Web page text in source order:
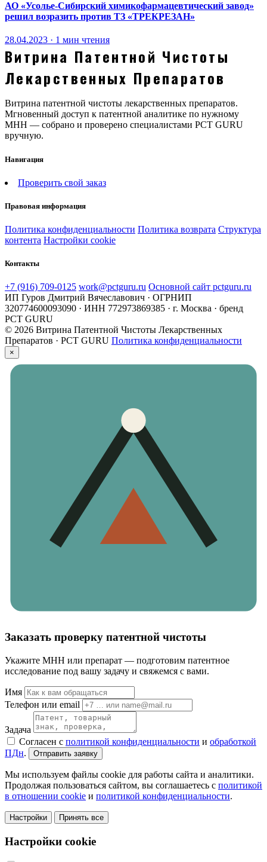
АО «Усолье-Сибирский химикофармацевтический завод»
решил возразить против ТЗ «ТРЕКРЕЗАН»
28.04.2023 · 1 мин чтения
Витрина Патентной Чистоты
Лекарственных Препаратов
Витрина патентной чистоты лекарственных препаратов.
Мгновенный доступ к патентной аналитике по нужному
МНН — собрано и проверено специалистами PCT GURU
вручную.
Навигация
Проверить свой заказ
Правовая информация
Политика конфиденциальности Политика возврата Структура
контента Настройки cookie
Контакты
+7 (916) 709-0125 work@pctguru.ru Основной сайт pctguru.ru
ИП Гуров Дмитрий Вячеславович · ОГРНИП
320774600093090 · ИНН 772973869385 · г. Москва · бренд
PCT GURU
© 2026 Витрина Патентной Чистоты Лекарственных
Препаратов · PCT GURU Политика конфиденциальности
×
Заказать проверку патентной чистоты
Укажите МНН или препарат — подготовим патентное
исследование под вашу задачу и свяжемся с вами.
Имя
Телефон или email
Задача
Согласен с политикой конфиденциальности и обработкой
ПДн. Отправить заявку
Мы используем файлы cookie для работы сайта и аналитики.
Продолжая пользоваться сайтом, вы соглашаетесь с политикой
в отношении cookie и политикой конфиденциальности.
Настройки Принять все
Настройки cookie